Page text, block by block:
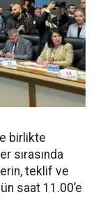
birlikte
sırasında
teklif ve
saat 11.00’e